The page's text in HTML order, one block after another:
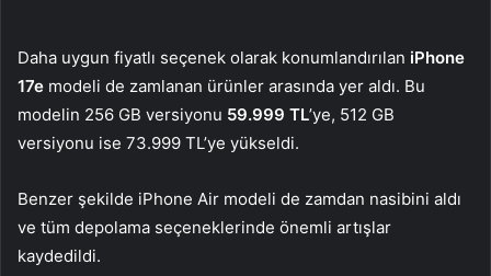
Daha uygun fiyatlı seçenek olarak konumlandırılan iPhone
17e modeli de zamlanan ürünler arasında yer aldı. Bu
modelin 256 GB versiyonu 59.999 TL’ye, 512 GB
versiyonu ise 73.999 TL’ye yükseldi.
Benzer şekilde iPhone Air modeli de zamdan nasibini aldı
ve tüm depolama seçeneklerinde önemli artışlar
kaydedildi.